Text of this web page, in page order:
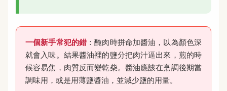
一個新手常犯的錯：醃肉時拼命加醬油，以為顏色深
就會入味。結果醬油裡的鹽分把肉汁逼出來，煎的時
候容易焦，肉質反而變乾柴。醬油應該在烹調後期當
調味用，或是用薄鹽醬油，並減少鹽的用量。